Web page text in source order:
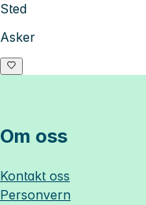
Sted
Asker
Om oss
Kontakt oss
Personvern